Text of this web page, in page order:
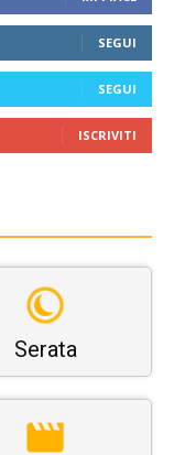
SEGUI
SEGUI
ISCRIVITI
Serata